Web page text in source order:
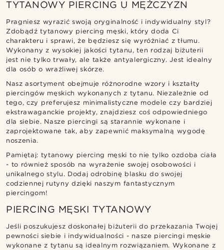
TYTANOWY PIERCING U MĘŻCZYZN
Pragniesz wyrazić swoją oryginalność i indywidualny styl?
Zdobądź tytanowy piercing męski, który doda Ci
charakteru i sprawi, że będziesz się wyróżniać z tłumu.
Wykonany z wysokiej jakości tytanu, ten rodzaj biżuterii
jest nie tylko trwały, ale także antyalergiczny. Jest idealny
dla osób o wrażliwej skórze.
Nasz asortyment obejmuje różnorodne wzory i kształty
piercingów męskich wykonanych z tytanu. Niezależnie od
tego, czy preferujesz minimalistyczne modele czy bardziej
ekstrawaganckie projekty, znajdziesz coś odpowiedniego
dla siebie. Nasze piercingi są starannie wykonane i
zaprojektowane tak, aby zapewnić maksymalną wygodę
noszenia.
Pamiętaj: tytanowy piercing męski to nie tylko ozdoba ciała
- to również sposób na wyrażenie swojej osobowości i
unikalnego stylu. Dodaj odrobinę blasku do swojej
codziennej rutyny dzięki naszym fantastycznym
piercingom!
PIERCING MĘSKI TYTANOWY
Jeśli poszukujesz doskonałej biżuterii do przekazania Twojej
pewności siebie i indywidualności - nasze piercingi męskie
wykonane z tytanu są idealnym rozwiązaniem. Wykonane z